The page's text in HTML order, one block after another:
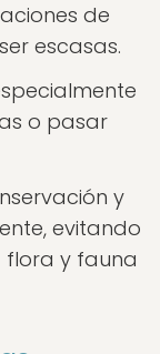
de
escasas.
o pasar
y
evitando
y fauna